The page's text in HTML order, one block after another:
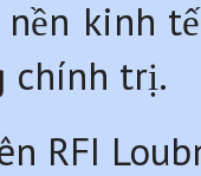
nền kinh
chính trị.
RFI